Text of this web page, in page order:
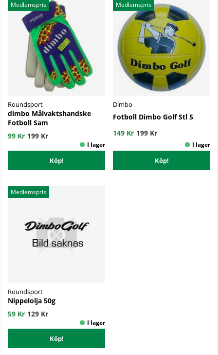
Medlemspris
Roundsport
dimbo Målvaktshandske
Fotboll Sam
99 Kr 199 Kr
Köp!
Medlemspris
Dimbo
Fotboll Dimbo Golf Stl 5
149 Kr 199 Kr
Köp!
Medlemspris
Roundsport
Nippelolja 50g
59 Kr 129 Kr
Köp!